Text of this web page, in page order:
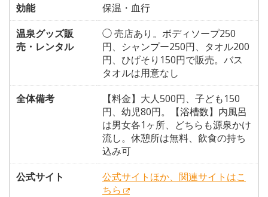
効能
保温・血行
温泉グッズ販
売・レンタル
◯ 売店あり。ボディソープ250
円、シャンプー250円、タオル200
円、ひげそり150円で販売。バス
タオルは用意なし
全体備考
【料金】大人500円、子ども150
円、幼児80円。【浴槽数】内風呂
は男女各1ヶ所、どちらも源泉かけ
流し。休憩所は無料、飲食の持ち
込み可
公式サイト
公式サイトほか、関連サイトはこ
ちら